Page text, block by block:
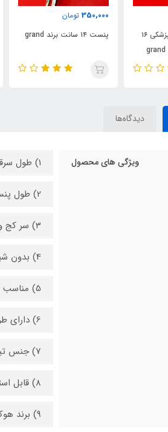
پنست سرکج دندانپزشکی ۱۶
350,000 تومان
پنست ۱۴ سانت برند grand
دیدگاه‌ها
ویژگی های محصول 1) طول سرقلم 5 میلی متر می باشد.
2) طول پنس 11 سانتی متر می باشد.
3) سر کج و بسیار تیز
4) بدون شیار
5) مناسب کاشت و برداشت
6) دارای طراحی سبک
7) جنس تیتانیوم
8) قابل استریل کردن درون اتوکلاو
9) برند هوک و ساخت کشور پاکستان